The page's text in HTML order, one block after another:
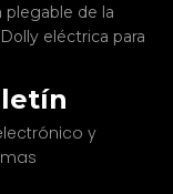
de la
Dolly eléctrica para
y